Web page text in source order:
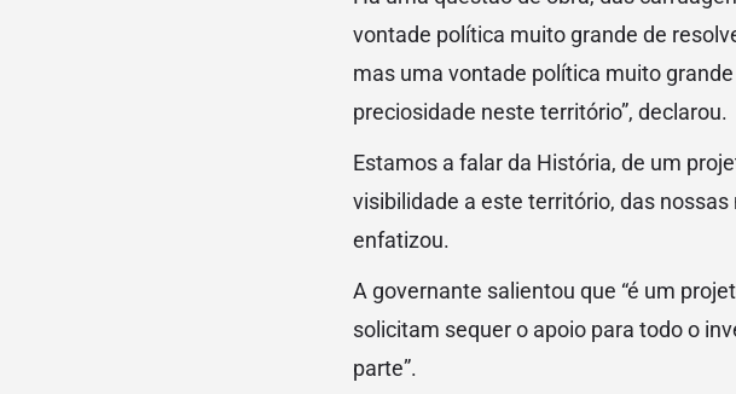
vontade política muito grande de
mas uma vontade política muito
preciosidade neste território”, declarou.
Estamos a falar da História, de um
visibilidade a este território, das
enfatizou.
A governante salientou que “é um
solicitam sequer o apoio para todo o
parte”.